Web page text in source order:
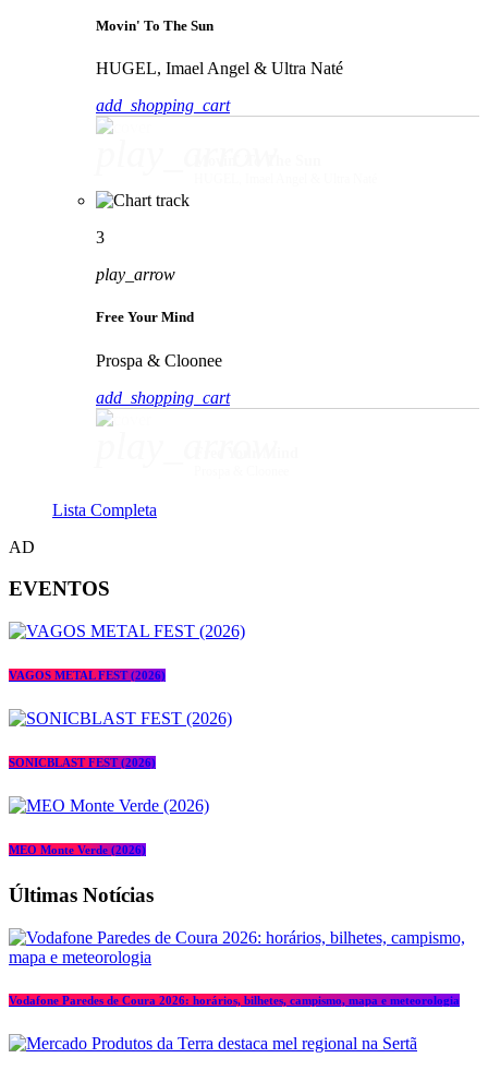
Movin' To The Sun
HUGEL, Imael Angel & Ultra Naté
add_shopping_cart
3
play_arrow
Free Your Mind
Prospa & Cloonee
add_shopping_cart
Lista Completa
AD
EVENTOS
VAGOS METAL FEST (2026)
SONICBLAST FEST (2026)
MEO Monte Verde (2026)
Últimas Notícias
Vodafone Paredes de Coura 2026: horários, bilhetes, campismo, mapa e meteorologia